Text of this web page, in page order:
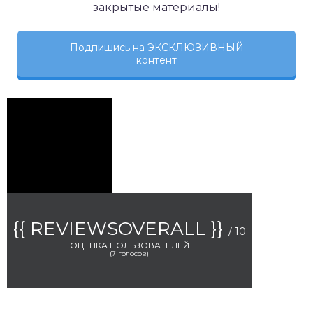
закрытые материалы!
Подпишись на ЭКСКЛЮЗИВНЫЙ
контент
{{ REVIEWSOVERALL }} / 10
ОЦЕНКА ПОЛЬЗОВАТЕЛЕЙ
(7 голосов)